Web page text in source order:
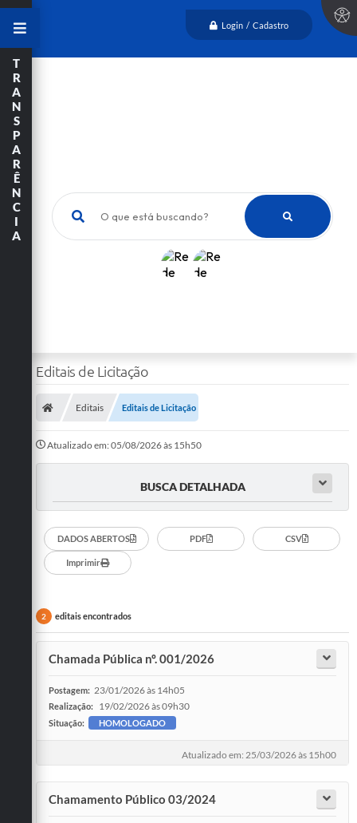
Login / Cadastro
O que está buscando?
T
R
A
N
S
P
A
R
Ê
N
C
I
A
Editais de Licitação
Editais Editais de Licitação
Atualizado em: 05/08/2026 às 15h50
BUSCA DETALHADA
DADOS ABERTOS PDF CSV
Imprimir
2 editais encontrados
Chamada Pública nº. 001/2026
Postagem: 23/01/2026 às 14h05
Realização: 19/02/2026 às 09h30
Situação: HOMOLOGADO
Atualizado em: 25/03/2026 às 15h00
Chamamento Público 03/2024